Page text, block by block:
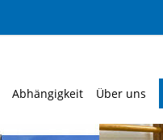
Abhängigkeit Über uns